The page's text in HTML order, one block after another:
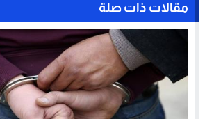
مقالات ذات صلة